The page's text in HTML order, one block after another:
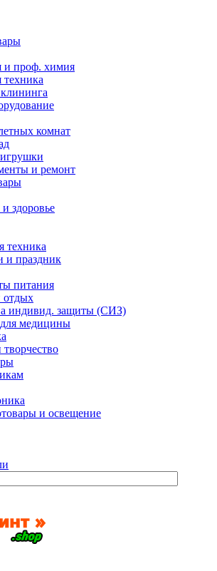
и проф. химия
техника
комнат
и ремонт
здоровье
техника
и праздник
питания
отдых
индивид. защиты (СИЗ)
медицины
и освещение